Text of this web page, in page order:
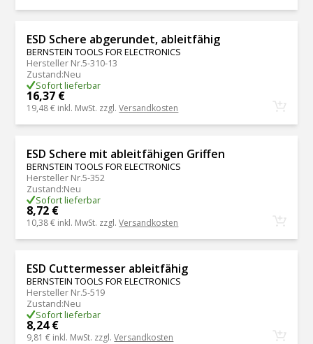
ESD Schere abgerundet, ableitfähig
BERNSTEIN TOOLS FOR ELECTRONICS
Hersteller Nr.5-310-13
Zustand:Neu
Sofort lieferbar
16,37 €
19,48 € inkl. MwSt. zzgl.Versandkosten
ESD Schere mit ableitfähigen Griffen
BERNSTEIN TOOLS FOR ELECTRONICS
Hersteller Nr.5-352
Zustand:Neu
Sofort lieferbar
8,72 €
10,38 € inkl. MwSt. zzgl.Versandkosten
ESD Cuttermesser ableitfähig
BERNSTEIN TOOLS FOR ELECTRONICS
Hersteller Nr.5-519
Zustand:Neu
Sofort lieferbar
8,24 €
9,81 € inkl. MwSt. zzgl.Versandkosten